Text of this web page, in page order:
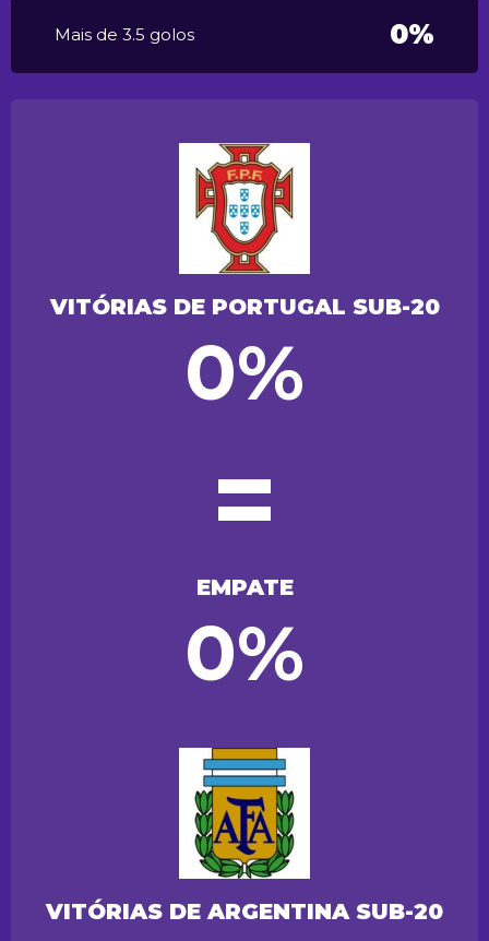
Mais de 3.5 golos 0%
VITÓRIAS DE PORTUGAL SUB-20
0%
=
EMPATE
0%
VITÓRIAS DE ARGENTINA SUB-20